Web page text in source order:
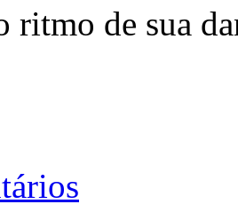
ritmo de sua